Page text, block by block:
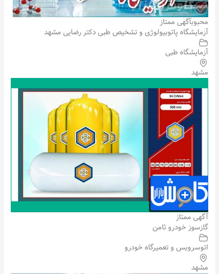
محبوبآگهی ممتاز
آزمایشگاه پاتوبیولوژی و تشخیص طبی دکتر رضایی مشهد
آزمایشگاه طبی
مشهد
آگهی ممتاز
گازسوز خودرو ثامن
اتوسرویس و تعمیرگاه خودرو
مشهد